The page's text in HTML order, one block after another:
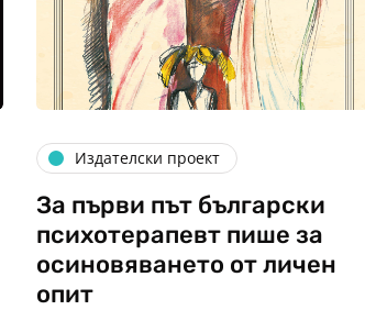
Издателски проект
За първи път български
психотерапевт пише за
осиновяването от личен
опит